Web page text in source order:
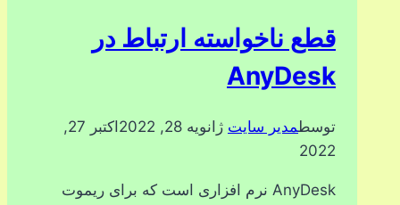
قطع ناخواسته ارتباط در
AnyDesk
توسطمدیر سایت ژانویه 28, 2022
اکتبر 27,
2022
AnyDesk نرم افزاری است که برای ریموت